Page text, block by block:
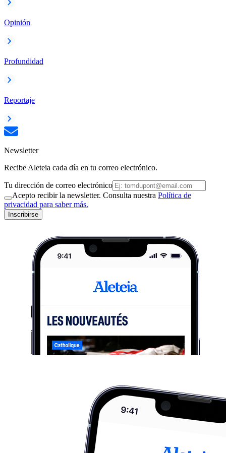
Opinión
Profundidad
Reportaje
Newsletter
Recibe Aleteia cada día en tu correo electrónico.
Tu dirección de correo electrónico
Acepto recibir la newsletter. Consulta nuestra Política de
privacidad para saber más.
Inscribirse